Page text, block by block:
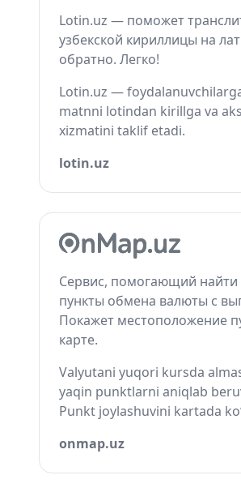
Lotin.uz — поможет
узбекской кириллицы на
обратно. Легко!
Lotin.uz —
matnni lotindan kirillga va
xizmatini taklif etadi.
lotin.uz
Сервис, помогающий
пункты обмена валюты с
Покажет местоположение
карте.
Valyutani yuqori kursda
yaqin punktlarni aniqlab
Punkt joylashuvini kartada
onmap.uz